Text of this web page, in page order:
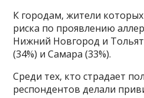
К городам, жители которых
риска по проявлению
Нижний Новгород и
(34%) и Самара (33%).
Среди тех, кто страдает
респондентов делали